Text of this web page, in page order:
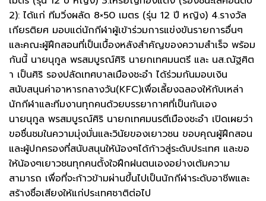
2): ได้แก่ ทีมวิ่งผลัด 8×50 เมตร (รุ่น 12 ปี หญิง) 4.รางวัล
เกียรติยศ มอบแด่นักกีฬาผู้เข้าร่วมการแข่งขันรายการอื่นๆ
และคณะผู้ฝึกสอนที่เป็นเบื้องหลังสำคัญของความสำเร็จ พร้อม
กันนี้ นายนุกูล พรสมบูรณ์ศิริ นายกเทศมนตรี และ นส.ณัฐศิต
า เป็นศิริ รองปลัดเทศบาลเมืองชะอำ ได้ร่วมกันมอบเงิน
สนับสนุนค่าอาหารกลางวัน(KFC)เพื่อเลี้ยงฉลองให้กับเหล่า
นักกีฬาและทีมงานทุกคนด้วยบรรยากาศที่เป็นกันเอง
นายนุกูล พรสมบูรณ์ศิริ นายกเทศมนรตีเมืองชะอำ เปิดเผยว่า
ขอชื่นชมในความมุ่งมั่นและวินัยของเยาวชน ขอบคุณผู้ฝึกสอน
และผู้ปกครองที่สนับสนุนให้น้องๆได้ก้าวสู่ระดับประเทศ และขอ
ให้น้องๆเยาวชนทุกคนตั้งใจฝึกฝนตนเองอย่างเต้มความ
สามารถ เพื่อที่จะก้าวข้ามผ่านขึ้นไปเป็นนักกีฬาระดับอาชีพและ
สร้างชื่อเสียงให้แก่ประเทศชาติต่อไป